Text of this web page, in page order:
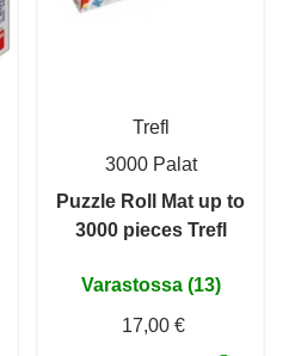
Trefl
3000 Palat
Puzzle Roll Mat up to
3000 pieces Trefl
Varastossa (13)
17,00 €